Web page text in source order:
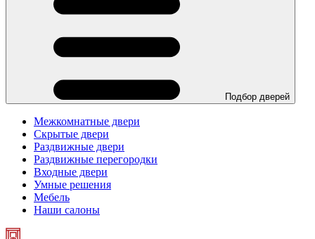
Подбор дверей
Межкомнатные двери
Скрытые двери
Раздвижные двери
Раздвижные перегородки
Входные двери
Умные решения
Мебель
Наши салоны